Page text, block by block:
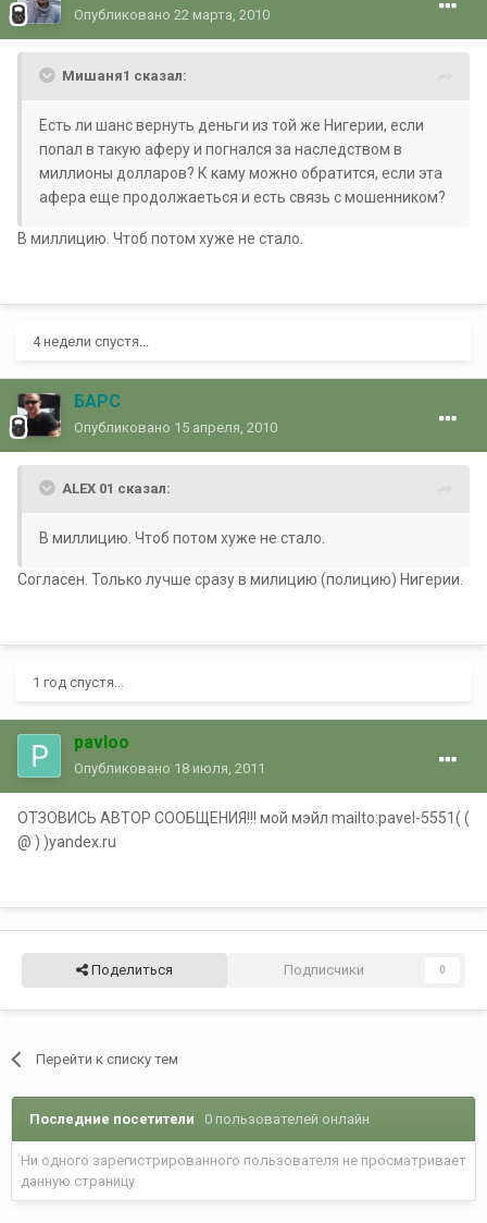
Опубликовано 22 марта, 2010
Мишаня1 сказал:
Есть ли шанс вернуть деньги из той же Нигерии, если
попал в такую аферу и погнался за наследством в
миллионы долларов? К каму можно обратится, если эта
афера еще продолжаеться и есть связь с мошенником?
В миллицию. Чтоб потом хуже не стало.
4 недели спустя...
БАРС
Опубликовано 15 апреля, 2010
ALEX 01 сказал:
В миллицию. Чтоб потом хуже не стало.
Согласен. Только лучше сразу в милицию (полицию) Нигерии.
1 год спустя...
pavloo
Опубликовано 18 июля, 2011
ОТЗОВИСЬ АВТОР СООБЩЕНИЯ!!! мой мэйл mailto:pavel-5551( (
@ ) )yandex.ru
Поделиться Подписчики 0
Перейти к списку тем
Последние посетители 0 пользователей онлайн
Ни одного зарегистрированного пользователя не просматривает
данную страницу